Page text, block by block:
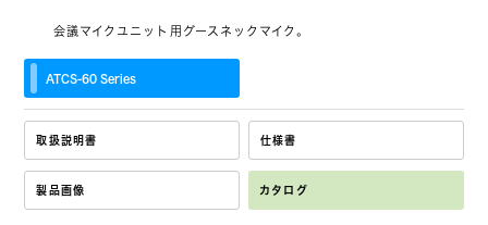
会議マイクユニット用グースネックマイク。
ATCS‐60 Series
取扱説明書 仕様書
製品画像 カタログ